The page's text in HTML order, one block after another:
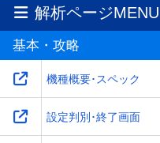
解析ページMENU
基本・攻略
機種概要･スペック
設定判別･終了画面